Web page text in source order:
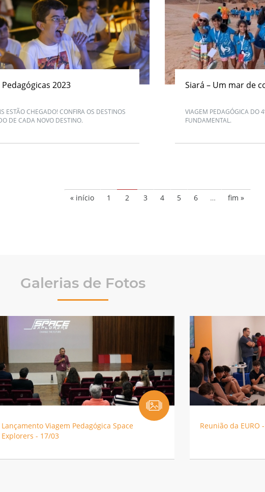
2023
ESTÃO CHEGADO! CONFIRA OS DESTINOS
DE CADA NOVO DESTINO.
Siará – Um mar de
VIAGEM PEDAGÓGICA DO
FUNDAMENTAL.
« início 1 2 3 4 5 6 … fim »
Galerias de Fotos
Lançamento Viagem Pedagógica Space
Explorers - 17/03
Reunião da EURO